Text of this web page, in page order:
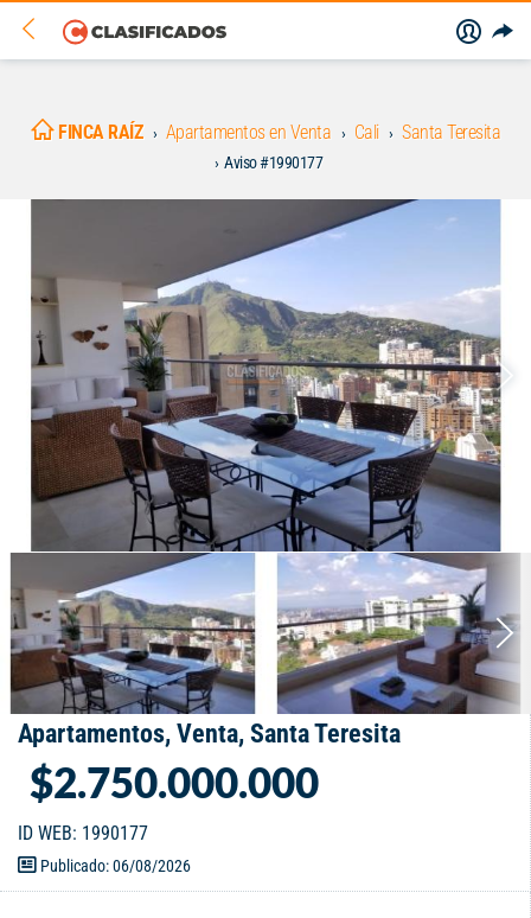
FINCA RAÍZ Apartamentos en Venta Cali Santa Teresita
Aviso #1990177
Apartamentos, Venta, Santa Teresita
$2.750.000.000
ID WEB: 1990177
Publicado: 06/08/2026